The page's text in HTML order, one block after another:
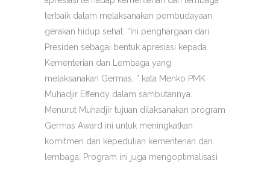
terbaik dalam melaksanakan pembudayaan
gerakan hidup sehat. “Ini penghargaan dari
Presiden sebagai bentuk apresiasi kepada
Kementerian dan Lembaga yang
melaksanakan Germas, ” kata Menko PMK
Muhadjir Effendy dalam sambutannya.
Menurut Muhadjir tujuan dilaksanakan program
Germas Award ini untuk meningkatkan
komitmen dan kepedulian kementerian dan
lembaga. Program ini juga mengoptimalisasi